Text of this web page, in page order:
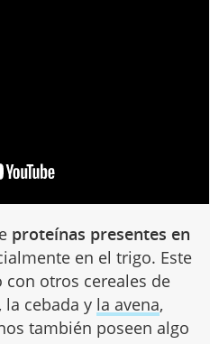
proteínas presentes en
en el trigo. Este
otros cereales de
cebada y la avena,
también poseen algo